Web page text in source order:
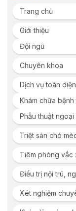
Trang chủ
Giới thiệu
Đội ngũ
Chuyên khoa
Dịch vụ toàn diện
Khám chữa bệnh
Phẫu thuật ngoại
Triệt sản chó
Tiêm phòng vắc
Điều trị nội trú,
Xét nghiệm